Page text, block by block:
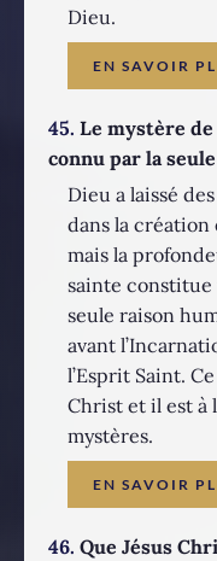
Dieu.
EN SAVOIR
45. Le mystère
connu par la
Dieu a laissé
dans la création
mais la
sainte constitue
seule raison
avant
l’Esprit Saint.
Christ et il est à
mystères.
EN SAVOIR
46. Que Jésus